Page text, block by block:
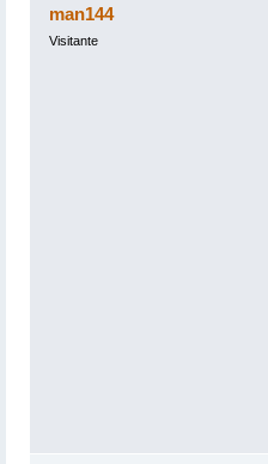
man144
Visitante